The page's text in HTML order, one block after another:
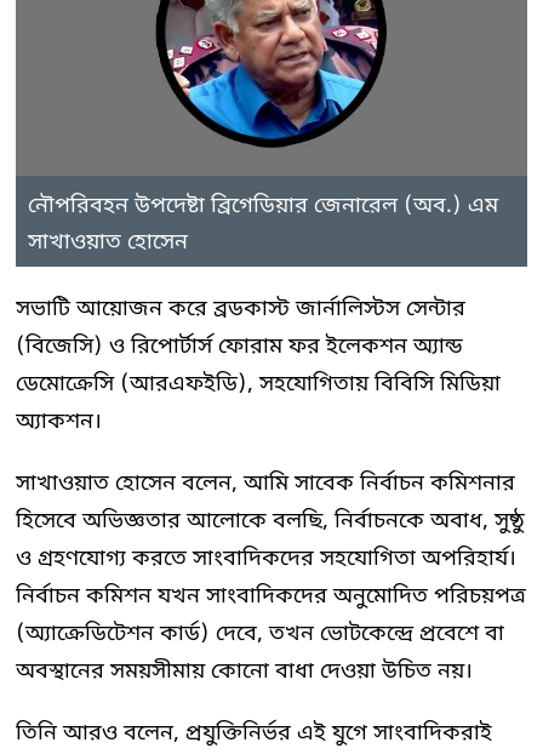
নৌপরিবহন উপদেষ্টা ব্রিগেডিয়ার জেনারেল (অব.) এম
সাখাওয়াত হোসেন
সভাটি আয়োজন করে ব্রডকাস্ট জার্নালিস্টস সেন্টার
(বিজেসি) ও রিপোর্টার্স ফোরাম ফর ইলেকশন অ্যান্ড
ডেমোক্রেসি (আরএফইডি), সহযোগিতায় বিবিসি মিডিয়া
অ্যাকশন।
সাখাওয়াত হোসেন বলেন, আমি সাবেক নির্বাচন কমিশনার
হিসেবে অভিজ্ঞতার আলোকে বলছি, নির্বাচনকে অবাধ, সুষ্ঠু
ও গ্রহণযোগ্য করতে সাংবাদিকদের সহযোগিতা অপরিহার্য।
নির্বাচন কমিশন যখন সাংবাদিকদের অনুমোদিত পরিচয়পত্র
(অ্যাক্রেডিটেশন কার্ড) দেবে, তখন ভোটকেন্দ্রে প্রবেশে বা
অবস্থানের সময়সীমায় কোনো বাধা দেওয়া উচিত নয়।
তিনি আরও বলেন, প্রযুক্তিনির্ভর এই যুগে সাংবাদিকরাই